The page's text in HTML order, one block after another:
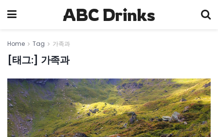
ABC Drinks
Home Tag 가족과
[태그:] 가족과